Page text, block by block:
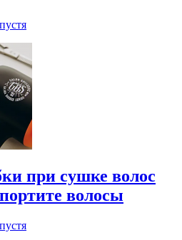
при сушке волос
волосы